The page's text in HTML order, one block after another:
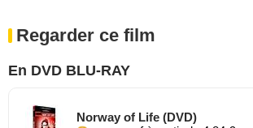
Regarder ce film
En DVD BLU-RAY
Norway of Life (DVD)